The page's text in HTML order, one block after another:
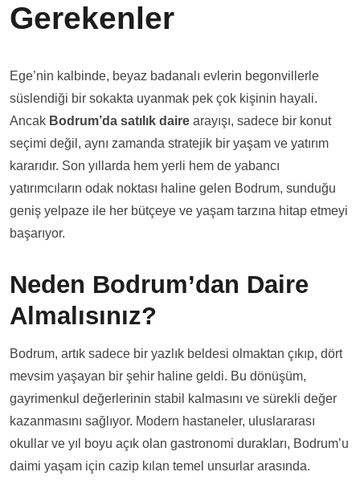
Gerekenler
Ege’nin kalbinde, beyaz badanalı evlerin begonvillerle
süslendiği bir sokakta uyanmak pek çok kişinin hayali.
Ancak Bodrum’da satılık daire arayışı, sadece bir konut
seçimi değil, aynı zamanda stratejik bir yaşam ve yatırım
kararıdır. Son yıllarda hem yerli hem de yabancı
yatırımcıların odak noktası haline gelen Bodrum, sunduğu
geniş yelpaze ile her bütçeye ve yaşam tarzına hitap etmeyi
başarıyor.
Neden Bodrum’dan Daire
Almalısınız?
Bodrum, artık sadece bir yazlık beldesi olmaktan çıkıp, dört
mevsim yaşayan bir şehir haline geldi. Bu dönüşüm,
gayrimenkul değerlerinin stabil kalmasını ve sürekli değer
kazanmasını sağlıyor. Modern hastaneler, uluslararası
okullar ve yıl boyu açık olan gastronomi durakları, Bodrum’u
daimi yaşam için cazip kılan temel unsurlar arasında.